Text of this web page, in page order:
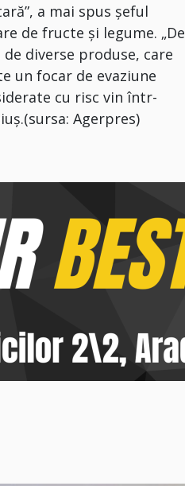
a mai spus şeful
de fructe şi legume. „De
diverse produse, care
un focar de evaziune
cu risc vin într-
Agerpres)